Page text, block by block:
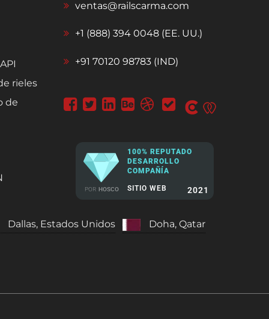
rieles
de
ventas@railscarma.com
+1 (888) 394 0048 (EE. UU.)
+91 70120 98783 (IND)
POR HOSCO
100% REPUTADO
DESARROLLO
COMPAÑÍA
SITIO WEB 2021
Dallas, Estados Unidos Doha, Qatar